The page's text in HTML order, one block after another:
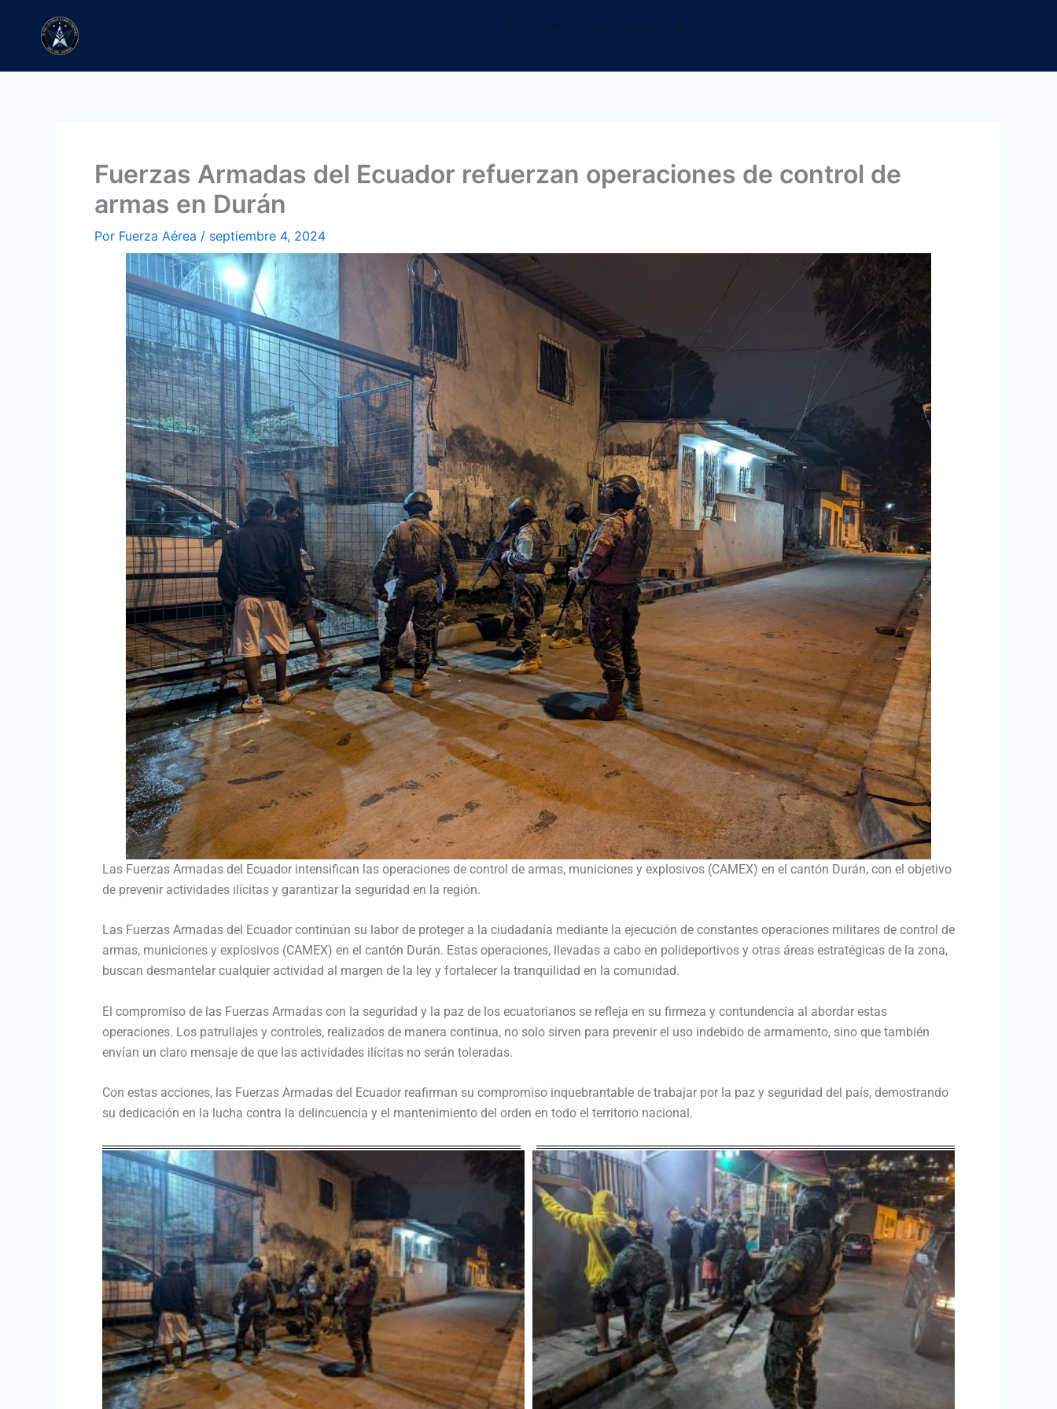
contenido
Fuerzas Armadas del Ecuador refuerzan operaciones de control de
armas en Durán
Por Fuerza Aérea / septiembre 4, 2024
Las Fuerzas Armadas del Ecuador intensifican las operaciones de control de armas, municiones y explosivos (CAMEX) en el cantón Durán, con el objetivo
de prevenir actividades ilícitas y garantizar la seguridad en la región.
Las Fuerzas Armadas del Ecuador continúan su labor de proteger a la ciudadanía mediante la ejecución de constantes operaciones militares de control de
armas, municiones y explosivos (CAMEX) en el cantón Durán. Estas operaciones, llevadas a cabo en polideportivos y otras áreas estratégicas de la zona,
buscan desmantelar cualquier actividad al margen de la ley y fortalecer la tranquilidad en la comunidad.
El compromiso de las Fuerzas Armadas con la seguridad y la paz de los ecuatorianos se refleja en su firmeza y contundencia al abordar estas
operaciones. Los patrullajes y controles, realizados de manera continua, no solo sirven para prevenir el uso indebido de armamento, sino que también
envían un claro mensaje de que las actividades ilícitas no serán toleradas.
Con estas acciones, las Fuerzas Armadas del Ecuador reafirman su compromiso inquebrantable de trabajar por la paz y seguridad del país, demostrando
su dedicación en la lucha contra la delincuencia y el mantenimiento del orden en todo el territorio nacional.